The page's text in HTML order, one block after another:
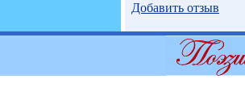
Добавить отзыв